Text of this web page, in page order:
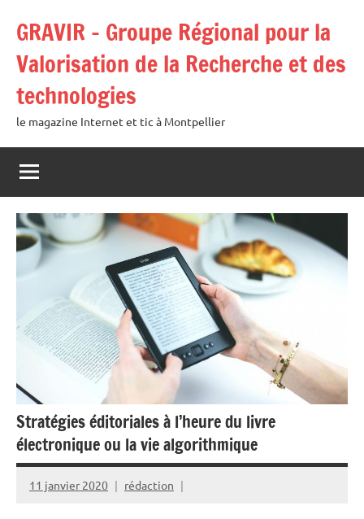
contenu
GRAVIR – Groupe Régional pour la
Valorisation de la Recherche et des
technologies
le magazine Internet et tic à Montpellier
Stratégies éditoriales à l’heure du livre
électronique ou la vie algorithmique
11 janvier 2020 rédaction